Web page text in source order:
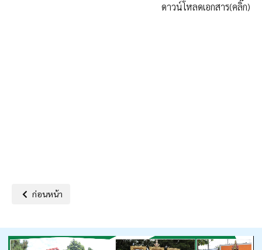
ดาวน์โหลดเอกสาร(คลิ๊ก)
เนื้อหาก่อนหน้า: โครงการเข้าวัด ปฏิบัติธรรมวันธรรมสวนะ ประจำปี 2566
ก่อนหน้า